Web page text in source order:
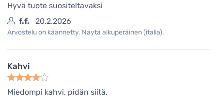
Hyvä tuote suositeltavaksi
f.f.
20.2.2026
Arvostelu on käännetty. Näytä alkuperäinen (italia).
Kahvi
Miedompi kahvi, pidän siitä.